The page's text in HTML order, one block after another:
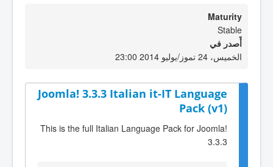
Maturity
Stable
أٌصدر في
الخميس، 24 تموز/يوليو 2014 23:00
Joomla! 3.3.3 Italian it-IT Language
Pack (v1)
This is the full Italian Language Pack for Joomla!
3.3.3